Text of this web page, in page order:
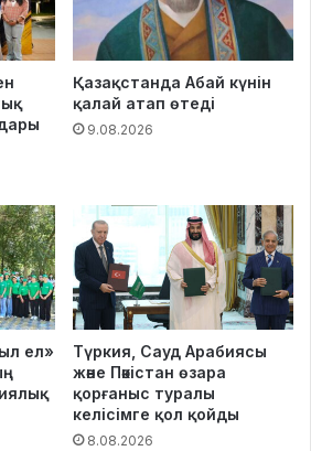
Қазақстанда Абай күнін
қалай атап өтеді
9.08.2026
ел»
Түркия, Сауд Арабиясы
және Пәкістан өзара
қорғаныс туралы
келісімге қол қойды
8.08.2026